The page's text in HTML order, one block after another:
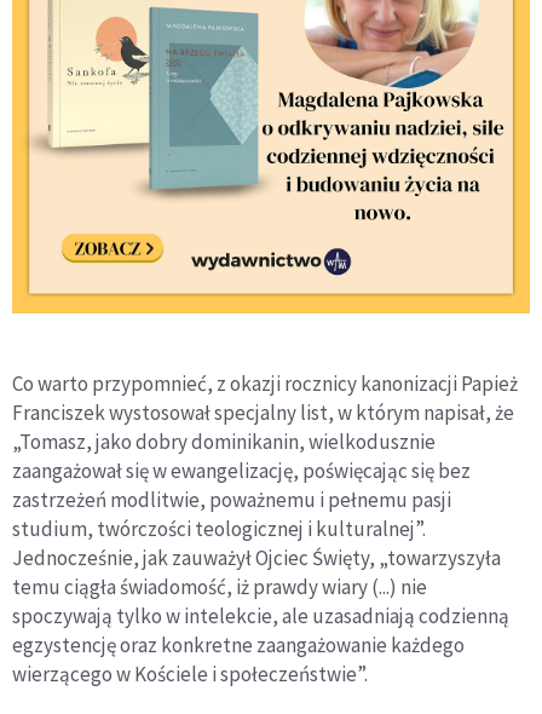
Co warto przypomnieć, z okazji rocznicy kanonizacji Papież
Franciszek wystosował specjalny list, w którym napisał, że
„Tomasz, jako dobry dominikanin, wielkodusznie
zaangażował się w ewangelizację, poświęcając się bez
zastrzeżeń modlitwie, poważnemu i pełnemu pasji
studium, twórczości teologicznej i kulturalnej”.
Jednocześnie, jak zauważył Ojciec Święty, „towarzyszyła
temu ciągła świadomość, iż prawdy wiary (...) nie
spoczywają tylko w intelekcie, ale uzasadniają codzienną
egzystencję oraz konkretne zaangażowanie każdego
wierzącego w Kościele i społeczeństwie”.